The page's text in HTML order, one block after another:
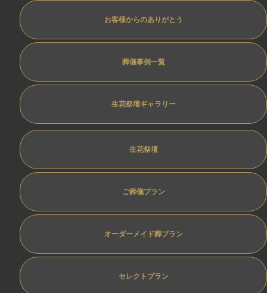
お客様からのありがとう
葬儀事例一覧
生花祭壇ギャラリー
生花祭壇
ご葬儀プラン
オーダーメイド葬プラン
セレクトプラン